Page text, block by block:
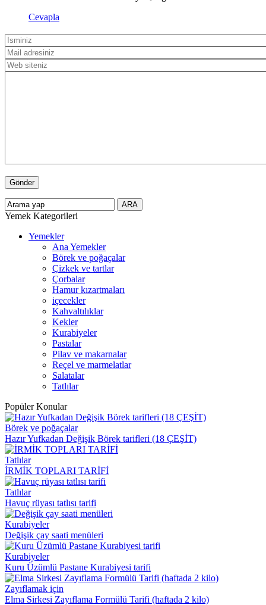
Cevapla
Yemek Kategorileri
Yemekler
Ana Yemekler
Börek ve poğaçalar
Çizkek ve tartlar
Çorbalar
Hamur kızartmaları
içecekler
Kahvaltılıklar
Kekler
Kurabiyeler
Pastalar
Pilav ve makarnalar
Reçel ve marmelatlar
Salatalar
Tatlılar
Popüler Konular
Börek ve poğaçalar
Hazır Yufkadan Değişik Börek tarifleri (18 ÇEŞİT)
Tatlılar
İRMİK TOPLARI TARİFİ
Tatlılar
Havuç rüyası tatlısı tarifi
Kurabiyeler
Değişik çay saati menüleri
Kurabiyeler
Kuru Üzümlü Pastane Kurabiyesi tarifi
Zayıflamak için
Elma Sirkesi Zayıflama Formülü Tarifi (haftada 2 kilo)